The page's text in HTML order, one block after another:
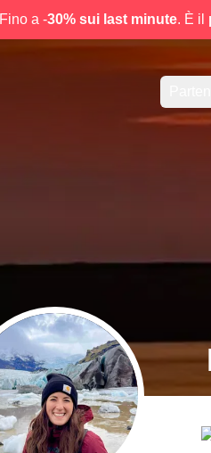
Fino a -30% sui last minute. È il